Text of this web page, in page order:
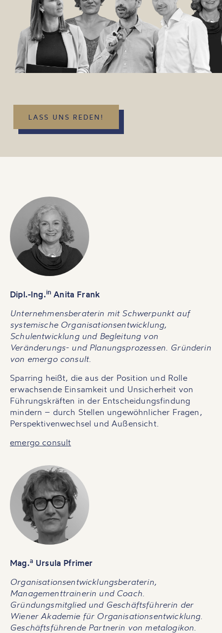
LASS UNS REDEN!
Dipl.-Ing.in Anita Frank
Unternehmensberaterin mit Schwerpunkt auf
systemische Organisationsentwicklung,
Schulentwicklung und Begleitung von
Veränderungs- und Planungsprozessen. Gründerin
von emergo consult.
Sparring heißt, die aus der Position und Rolle
erwachsende Einsamkeit und Unsicherheit von
Führungskräften in der Entscheidungsfindung
mindern – durch Stellen ungewöhnlicher Fragen,
Perspektivenwechsel und Außensicht.
emergo consult
Mag.aUrsula Pfrimer
Organisationsentwicklungsberaterin,
Managementtrainerin und Coach.
Gründungsmitglied und Geschäftsführerin der
Wiener Akademie für Organisationsentwicklung.
Geschäftsführende Partnerin von metalogikon.